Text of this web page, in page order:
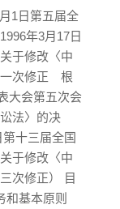
1日第五届全
年3月17日
于修改〈中
一次修正 根
大会第五次会
法〉的决
十三届全国
于修改〈中
次修正） 目
本原则